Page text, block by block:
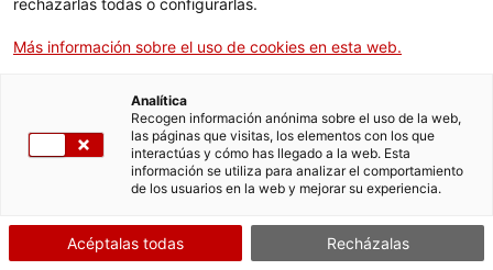
Retrato de
Título:Retrato de dama
Autoría:Victorià Codina
Langlin
Material:Óleo sobre lienzo
Estudio a cargo de:
rechazarlas todas o configurarlas.
Más información sobre el uso de cookies en esta web.
Analítica
Recogen información anónima sobre el uso de la web,
las páginas que visitas, los elementos con los que
interactúas y cómo has llegado a la web. Esta
información se utiliza para analizar el comportamiento
de los usuarios en la web y mejorar su experiencia.
Acéptalas todas Recházalas